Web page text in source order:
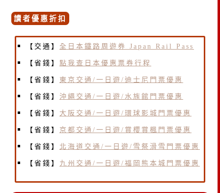
讀者優惠折扣
【交通】 全日本鐵路周遊券 Japan Rail Pass
【省錢】 點我查日本優惠票券行程
【省錢】 東京交通/一日遊/迪士尼門票優惠
【省錢】 沖繩交通/一日遊/水族館門票優惠
【省錢】 大阪交通/一日遊/環球影城門票優惠
【省錢】 京都交通/一日遊/賞櫻賞楓門票優惠
【省錢】 北海道交通/一日遊/雪祭滑雪門票優惠
【省錢】 九州交通/一日遊/福岡熊本城門票優惠